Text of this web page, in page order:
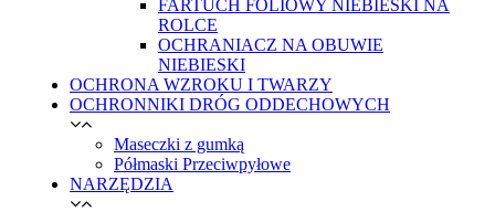
FARTUCH FOLIOWY NIEBIESKI NA
ROLCE
OCHRANIACZ NA OBUWIE
NIEBIESKI
OCHRONA WZROKU I TWARZY
OCHRONNIKI DRÓG ODDECHOWYCH
Maseczki z gumką
Półmaski Przeciwpyłowe
NARZĘDZIA